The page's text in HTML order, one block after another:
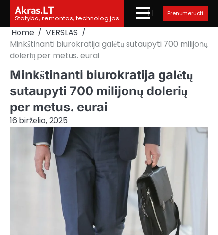
content
Akras.LT
Statyba, remontas, technologijos
Prenumeruoti
Home
VERSLAS
Minkštinanti biurokratija galėtų sutaupyti 700 milijonų
dolerių per metus. eurai
Minkštinanti biurokratija galėtų
sutaupyti 700 milijonų dolerių
per metus. eurai
16 birželio, 2025